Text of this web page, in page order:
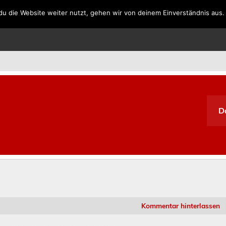
SPANIEN PORTUGAL GRIECHENLAND SÜDAFRIKA
Kommentar hinterlassen
die Website weiter nutzt, gehen wir von deinem Einverständnis aus.